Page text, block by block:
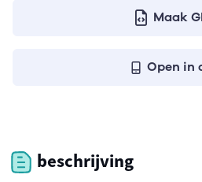
Maak
Open in
beschrijving